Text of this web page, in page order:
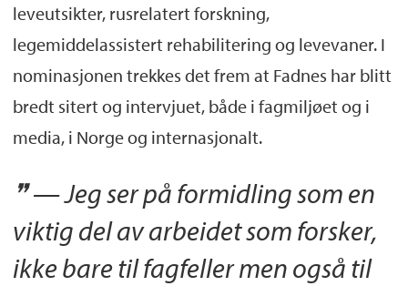
leveutsikter, rusrelatert forskning,
legemiddelassistert rehabilitering og levevaner. I
nominasjonen trekkes det frem at Fadnes har blitt
bredt sitert og intervjuet, både i fagmiljøet og i
media, i Norge og internasjonalt.
— Jeg ser på formidling som en
viktig del av arbeidet som forsker,
ikke bare til fagfeller men også til